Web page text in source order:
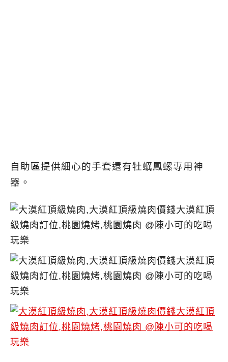
自助區提供細心的手套還有牡蠣鳳螺專用神
器。